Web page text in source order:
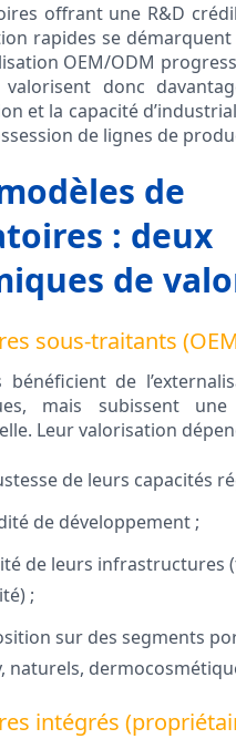
offrant une R&D
rapides se
OEM/ODM
valorisent donc
et la capacité
de lignes de
de
: deux
de
sous-traitants
bénéficient de
mais subissent
Leur valorisation
de leurs capacités
de développement ;
de leurs infrastructures
;
sur des segments
naturels,
intégrés